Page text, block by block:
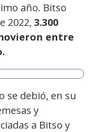
año. Bitso
2022, 3.300
entre
se debió, en su
y
a Bitso y